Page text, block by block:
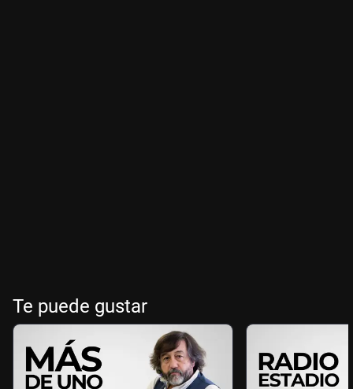
Te puede gustar